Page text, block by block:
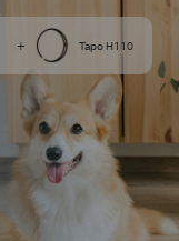
+ Tapo H110